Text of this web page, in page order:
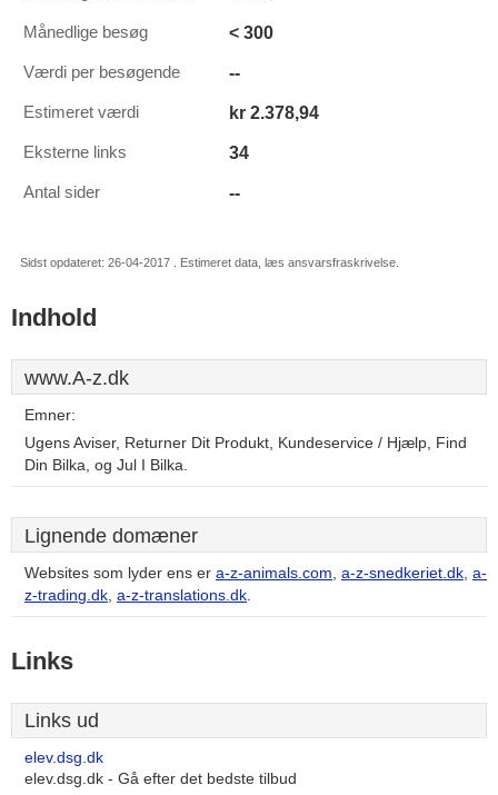
Månedlige besøg < 300
Værdi per besøgende --
Estimeret værdi kr 2.378,94
Eksterne links 34
Antal sider --
Sidst opdateret: 26-04-2017 . Estimeret data, læs ansvarsfraskrivelse.
Indhold
www.A-z.dk
Emner:
Ugens Aviser, Returner Dit Produkt, Kundeservice / Hjælp, Find
Din Bilka, og Jul I Bilka.
Lignende domæner
Websites som lyder ens er a-z-animals.com, a-z-snedkeriet.dk, a-
z-trading.dk, a-z-translations.dk.
Links
Links ud
elev.dsg.dk
elev.dsg.dk - Gå efter det bedste tilbud